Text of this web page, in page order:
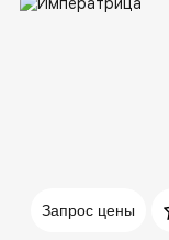
Запрос цены